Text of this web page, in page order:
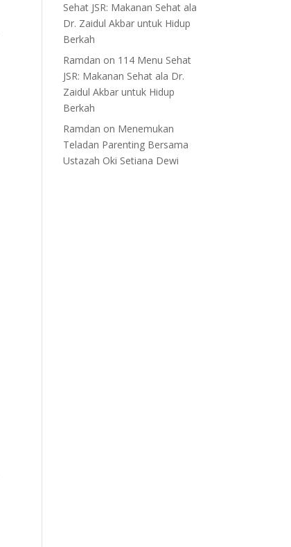
Sehat JSR: Makanan Sehat ala
Dr. Zaidul Akbar untuk Hidup
Berkah
Ramdan on 114 Menu Sehat
JSR: Makanan Sehat ala Dr.
Zaidul Akbar untuk Hidup
Berkah
Ramdan on Menemukan
Teladan Parenting Bersama
Ustazah Oki Setiana Dewi